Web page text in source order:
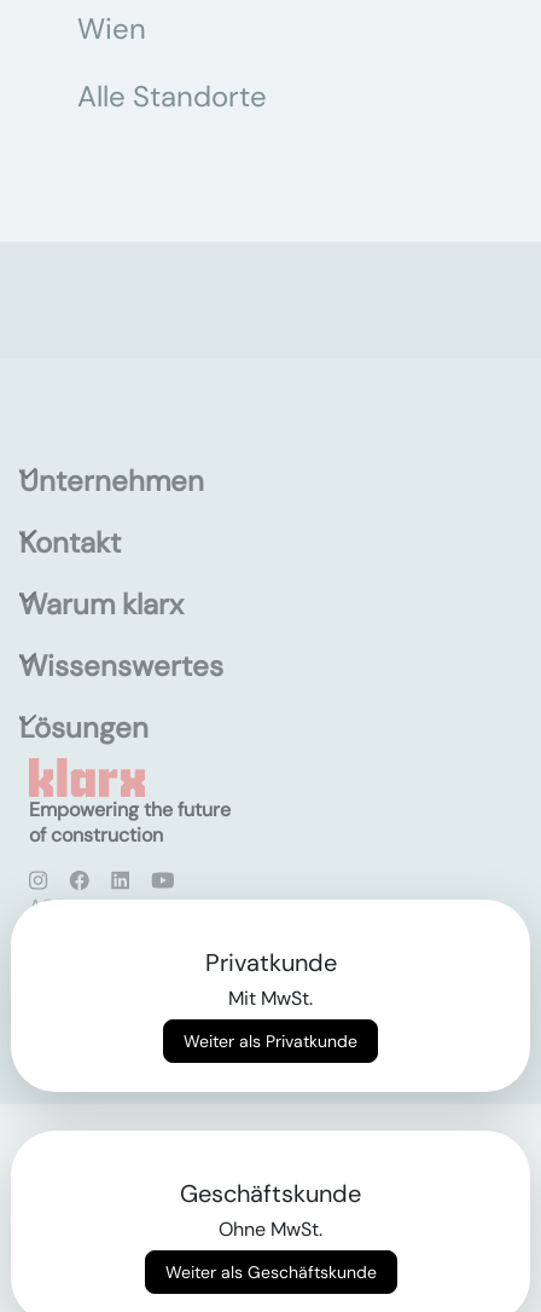
Wien
Alle Standorte
Unternehmen
Kontakt
Warum klarx
Wissenswertes
Lösungen
Empowering the future
of construction
AGB
Privatkunde
Mit MwSt.
Weiter als Privatkunde
Geschäftskunde
Ohne MwSt.
Weiter als Geschäftskunde